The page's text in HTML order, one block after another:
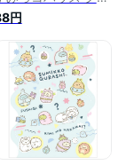
ホルダー ハウス
【すみっこ
ぐらし/スミッコグラ
シ/文具/文房具/ステ
ーショナリー/クリア
ファイル/書類/整理
整頓/連絡袋】
円